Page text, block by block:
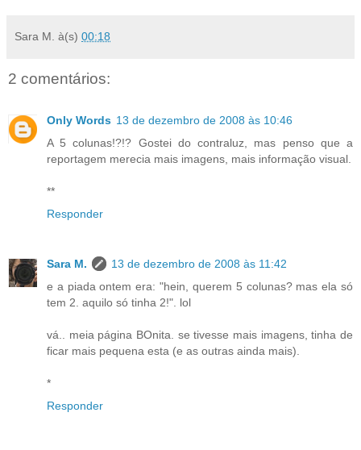
Sara M. à(s) 00:18
2 comentários:
Only Words 13 de dezembro de 2008 às 10:46
A 5 colunas!?!? Gostei do contraluz, mas penso que a
reportagem merecia mais imagens, mais informação visual.
**
Responder
Sara M.
13 de dezembro de 2008 às 11:42
e a piada ontem era: "hein, querem 5 colunas? mas ela só
tem 2. aquilo só tinha 2!". lol
vá.. meia página BOnita. se tivesse mais imagens, tinha de
ficar mais pequena esta (e as outras ainda mais).
*
Responder